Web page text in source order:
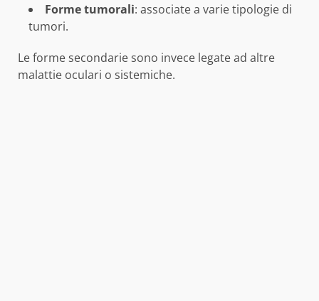
Forme tumorali: associate a varie tipologie di
tumori.
Le forme secondarie sono invece legate ad altre
malattie oculari o sistemiche.